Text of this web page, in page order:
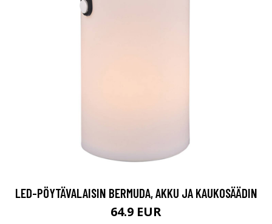
LED-PÖYTÄVALAISIN BERMUDA, AKKU JA KAUKOSÄÄDIN
64.9 EUR